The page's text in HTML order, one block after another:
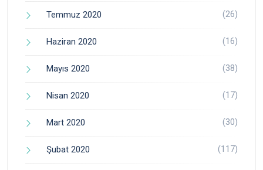
Temmuz 2020 (26)
Haziran 2020 (16)
Mayıs 2020 (38)
Nisan 2020 (17)
Mart 2020 (30)
Şubat 2020 (117)